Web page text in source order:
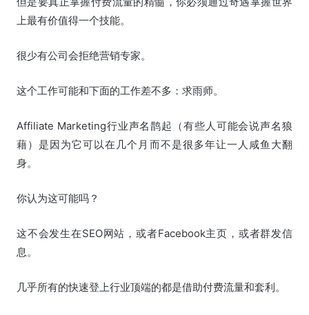
上最有价值得一个技能。
很少有公司会拒绝营销专家。
这个工作可能和下面的工作差不多：求雨师。
Affiliate Marketing行业声名鹊起（有些人可能会说声名狼
藉）是因为它可以在几个月而不是很多年让一人咸鱼大翻
身。
你认为这可能吗？
这不会发生在SEO网站，或者Facebook主页，或者群发信
息。
几乎所有的快速登上行业顶端的都是借助付费流量和套利。